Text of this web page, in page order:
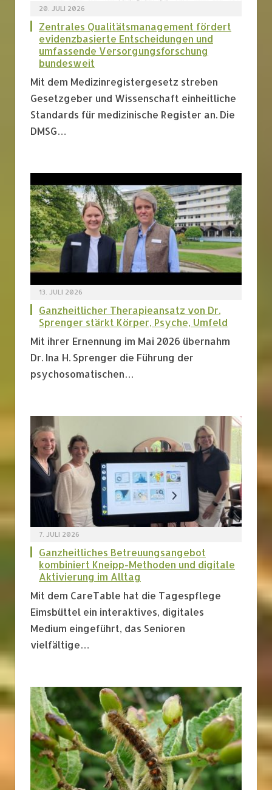
20. JULI 2026
Zentrales Qualitätsmanagement fördert
evidenzbasierte Entscheidungen und
umfassende Versorgungsforschung
bundesweit
Mit dem Medizinregistergesetz streben
Gesetzgeber und Wissenschaft einheitliche
Standards für medizinische Register an. Die
DMSG…
13. JULI 2026
Ganzheitlicher Therapieansatz von Dr.
Sprenger stärkt Körper, Psyche, Umfeld
Mit ihrer Ernennung im Mai 2026 übernahm
Dr. Ina H. Sprenger die Führung der
psychosomatischen…
7. JULI 2026
Ganzheitliches Betreuungsangebot
kombiniert Kneipp-Methoden und digitale
Aktivierung im Alltag
Mit dem CareTable hat die Tagespflege
Eimsbüttel ein interaktives, digitales
Medium eingeführt, das Senioren
vielfältige…